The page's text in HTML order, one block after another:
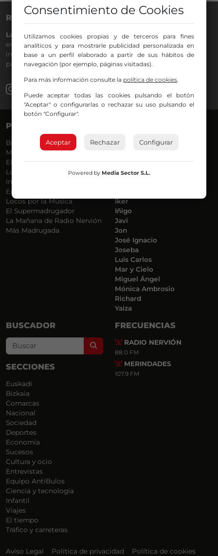
RADIO NERVIÓN
La Gran Familia desde hace40 añosen la88.0
de tu dial. La
emisora de Bilbao para todos los públicos, con Más Música,
información a menos cinco, deportes, tráfico y la
participación de los oyentes.
PROGRAMAS
Bilbosport
Más Música
El Madrugador
Lo Más Nuevo
Informativos
En Ruta
Locos por la Música
El Supermadrugador
La Mañana de Radio Nervión
Más Madrugada
Agurtzane
Dani
Eduardo
Iker
Iñigo
Javi
Jon
José Ignacio
Joseba
Luis Carlos
Mar y Cielo
Miguel Ángel
Mónica Ambrosio
Richard
Yaiza
BUSCADOR
Search
SECCIONES
Euskadi
Bizkaia
Comarcas
Nacional
Sociedad
Deportes
Economía
Sucesos
Cultura y ocio
Entrevistas
Equipo AntiBulos
Ciencia y tecnología
Infantil
Viajes
El tiempo
Tráfico y carreteras
FRECUENCIAS
RADIO NERVIÓN
88.0 FM
MERINDADES
107.9 FM
Aviso Legal Política de privacidad Política de cookies
Consentimiento de Cookies
Utilizamos cookies propias y de terceros para fines
analíticos y para mostrarle publicidad personalizada en
base a un perfil elaborado a partir de sus hábitos de
navegación (por ejemplo, páginas visitadas).
Para más información consulte la política de cookies.
Puede aceptar todas las cookies pulsando el botón
"Aceptar" o configurarlas o rechazar su uso pulsando el
botón "Configurar".
Aceptar Rechazar Configurar
Powered by Media Sector S.L.